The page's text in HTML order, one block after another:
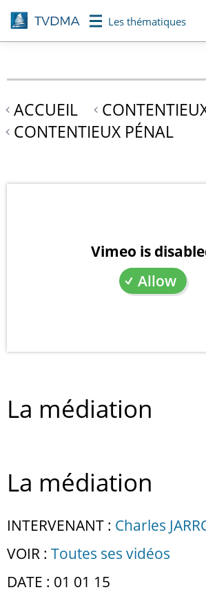
Aller
au
contenu
Les thématiques
ACCUEIL
CONTENTIEUX PÉNAL
Vimeo is
Allow
La médiation
La médiation
INTERVENANT : Charles
VOIR : Toutes ses vidéos
DATE : 01 01 15